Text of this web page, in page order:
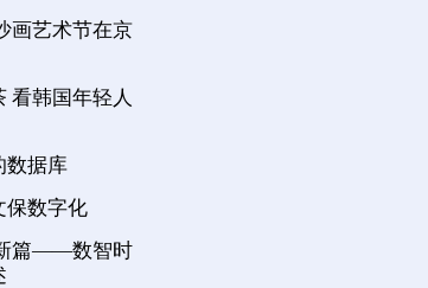
画艺术节在京
看韩国年轻人
数据库
保数字化
篇——数智时